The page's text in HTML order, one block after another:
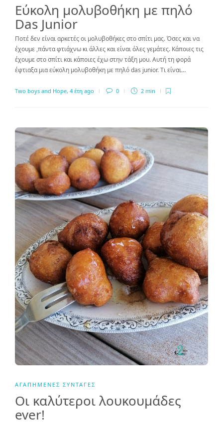
Εύκολη μολυβοθήκη με πηλό
Das Junior
Ποτέ δεν είναι αρκετές οι μολυβοθήκες στο σπίτι μας. Όσες και να
έχουμε ,πάντα φτιάχνω κι άλλες και είναι όλες γεμάτες. Κάποιες τις
έχουμε στο σπίτι και κάποιες έχω στην τάξη μου. Αυτή τη φορά
έφτιαξα μια εύκολη μολυβοθήκη με πηλό das junior. Τι είναι…
Two boys and Hope, 4 έτη ago 0 2 min
ΑΓΑΠΗΜΈΝΕΣ ΣΥΝΤΑΓΈΣ
Οι καλύτεροι λουκουμάδες
ever!